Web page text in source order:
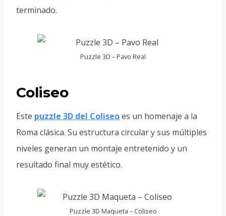
terminado.
Puzzle 3D – Pavo Real
Coliseo
Este puzzle 3D del Coliseoes un homenaje a la
Roma clásica. Su estructura circular y sus múltiples
niveles generan un montaje entretenido y un
resultado final muy estético.
Puzzle 3D Maqueta – Coliseo